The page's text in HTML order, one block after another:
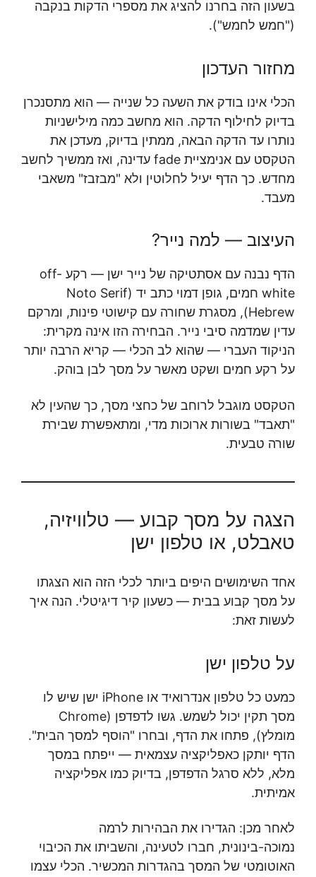
בשעון הזה בחרנו להציג את מספרי הדקות בנקבה
("חמש לחמש").
מחזור העדכון
הכלי אינו בודק את השעה כל שנייה — הוא מתסנכרן
בדיוק לחילוף הדקה. הוא מחשב כמה מילישניות
נותרו עד הדקה הבאה, ממתין בדיוק, מעדכן את
הטקסט עם אנימציית fade עדינה, ואז ממשיך לחשב
מחדש. כך הדף יעיל לחלוטין ולא "מבזבז" משאבי
מעבד.
העיצוב — למה נייר?
הדף נבנה עם אסתטיקה של נייר ישן — רקע off-
white חמים, גופן דמוי כתב יד (Noto Serif
Hebrew), מסגרת שחורה עם קישוטי פינות, ומרקם
עדין שמדמה סיבי נייר. הבחירה הזו אינה מקרית:
הניקוד העברי — שהוא לב הכלי — קריא הרבה יותר
על רקע חמים ושקט מאשר על מסך לבן בוהק.
הטקסט מוגבל לרוחב של כחצי מסך, כך שהעין לא
"תאבד" בשורות ארוכות מדי, ומתאפשרת שבירת
שורה טבעית.
הצגה על מסך קבוע — טלוויזיה,
טאבלט, או טלפון ישן
אחד השימושים היפים ביותר לכלי הזה הוא הצגתו
על מסך קבוע בבית — כשעון קיר דיגיטלי. הנה איך
לעשות זאת:
על טלפון ישן
כמעט כל טלפון אנדרואיד או iPhone ישן שיש לו
מסך תקין יכול לשמש. גשו לדפדפן (Chrome
מומלץ), פתחו את הדף, ובחרו "הוסף למסך הבית".
הדף יותקן כאפליקציה עצמאית — ייפתח במסך
מלא, ללא סרגל הדפדפן, בדיוק כמו אפליקציה
אמיתית.
לאחר מכן: הגדירו את הבהירות לרמה
נמוכה-בינונית, חברו לטעינה, והשביתו את הכיבוי
האוטומטי של המסך בהגדרות המכשיר. הכלי עצמו